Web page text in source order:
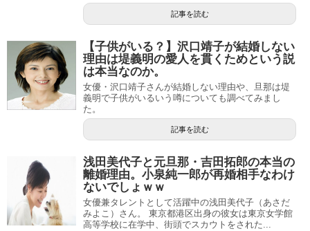
記事を読む
【子供がいる？】沢口靖子が結婚しない
理由は堤義明の愛人を貫くためという説
は本当なのか。
女優・沢口靖子さんが結婚しない理由や、旦那は堤
義明で子供がいるいう噂についても調べてみまし
た。
記事を読む
浅田美代子と元旦那・吉田拓郎の本当の
離婚理由。小泉純一郎が再婚相手なわけ
ないでしょｗｗ
女優兼タレントとして活躍中の浅田美代子（あさだ
みよこ）さん。 東京都港区出身の彼女は東京女学館
高等学校に在学中、街頭でスカウトをされた...